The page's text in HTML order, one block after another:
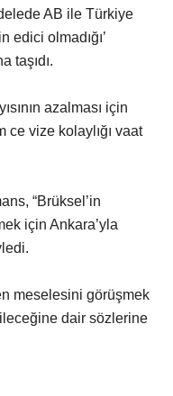
AB ile Türkiye
edici olmadığı’
taşıdı.
azalması için
ce vize kolaylığı vaat
“Brüksel’in
için Ankara’yla
meselesini görüşmek
dair sözlerine